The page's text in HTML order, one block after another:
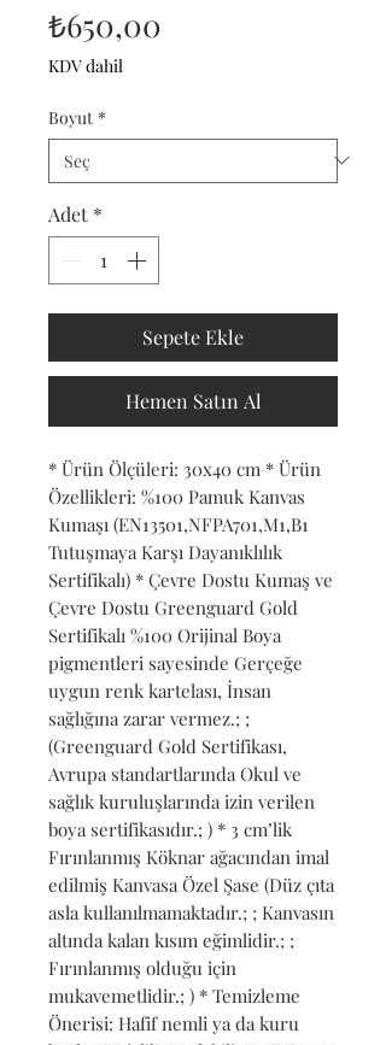
₺650,00
KDV dahil
Boyut *
Adet *
Sepete Ekle
Hemen Satın Al
* Ürün Ölçüleri: 30x40 cm * Ürün
Özellikleri: %100 Pamuk Kanvas
Kumaşı (EN13501,NFPA701,M1,B1
Tutuşmaya Karşı Dayanıklılık
Sertifikalı) * Çevre Dostu Kumaş ve
Çevre Dostu Greenguard Gold
Sertifikalı %100 Orijinal Boya
pigmentleri sayesinde Gerçeğe
uygun renk kartelası, İnsan
sağlığına zarar vermez.; ;
(Greenguard Gold Sertifikası,
Avrupa standartlarında Okul ve
sağlık kuruluşlarında izin verilen
boya sertifikasıdır.; ) * 3 cm’lik
Fırınlanmış Köknar ağacından imal
edilmiş Kanvasa Özel Şase (Düz çıta
asla kullanılmamaktadır.; ; Kanvasın
altında kalan kısım eğimlidir.; ;
Fırınlanmış olduğu için
mukavemetlidir.; ) * Temizleme
Önerisi: Hafif nemli ya da kuru